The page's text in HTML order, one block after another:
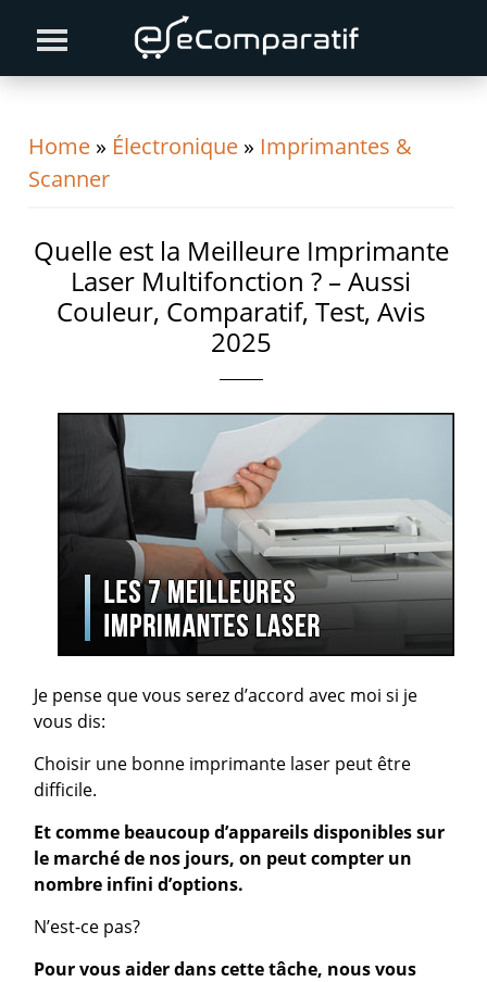
primary
content
primary
Home » Électronique » Imprimantes &
Scanner
Quelle est la Meilleure Imprimante
Laser Multifonction ? – Aussi
Couleur, Comparatif, Test, Avis
2025
Je pense que vous serez d’accord avec moi si je
vous dis:
Choisir une bonne imprimante laser peut être
difficile.
Et comme beaucoup d’appareils disponibles sur
le marché de nos jours, on peut compter un
nombre infini d’options.
N’est-ce pas?
Pour vous aider dans cette tâche, nous vous